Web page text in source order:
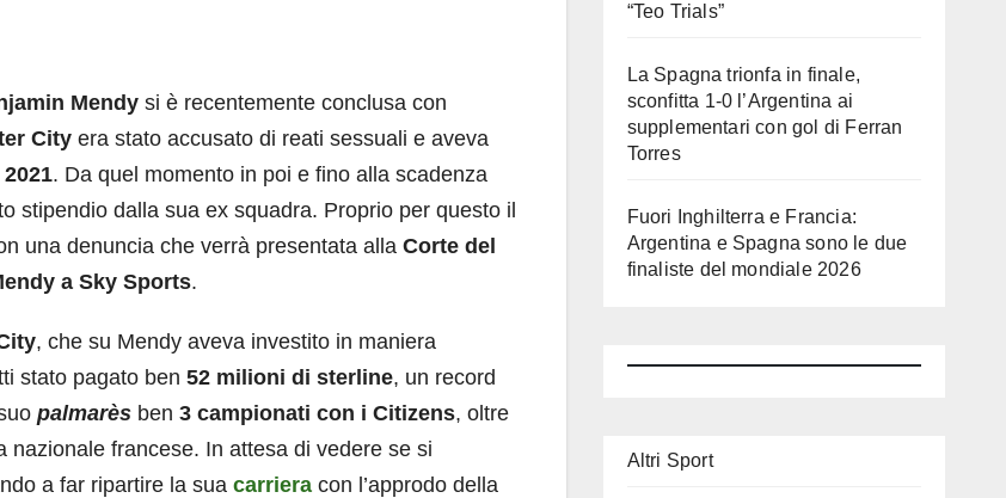
Mendy si è recentemente conclusa con
City era stato accusato di reati sessuali e aveva
2021. Da quel momento in poi e fino alla scadenza
stipendio dalla sua ex squadra. Proprio per questo il
una denuncia che verrà presentata alla Corte del
a Sky Sports.
, che su Mendy aveva investito in maniera
stato pagato ben 52 milioni di sterline, un record
palmarès ben 3 campionati con i Citizens, oltre
nazionale francese. In attesa di vedere se si
a far ripartire la sua carriera con l’approdo della
“Teo Trials”
La Spagna trionfa in finale,
sconfitta 1-0 l’Argentina ai
supplementari con gol di Ferran
Torres
Fuori Inghilterra e Francia:
Argentina e Spagna sono le due
finaliste del mondiale 2026
Altri Sport